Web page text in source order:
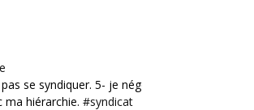
se syndiquer. 5- je négocie
ma hiérarchie. #syndicat